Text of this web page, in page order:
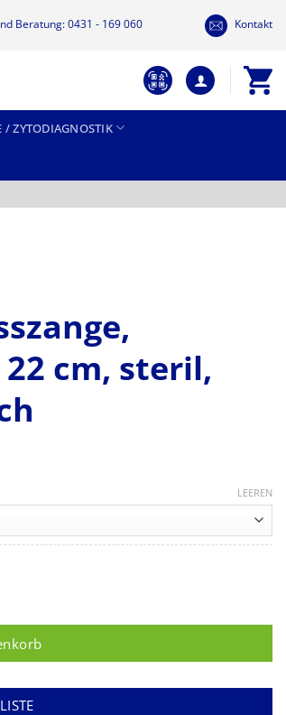
Beratung: 0431 - 169 060 Kontakt
/ ZYTODIAGNOSTIK
22 cm, steril,
LEEREN